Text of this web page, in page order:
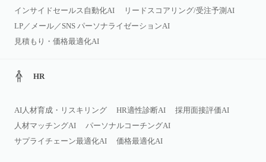
インサイドセールス自動化AI
リードスコアリング/受注予測AI
LP／メール／SNS パーソナライゼーションAI
見積もり・価格最適化AI
HR
AI人材育成・リスキリング HR適性診断AI
採用面接評価AI
人材マッチングAI
パーソナルコーチングAI
サプライチェーン最適化AI
価格最適化AI